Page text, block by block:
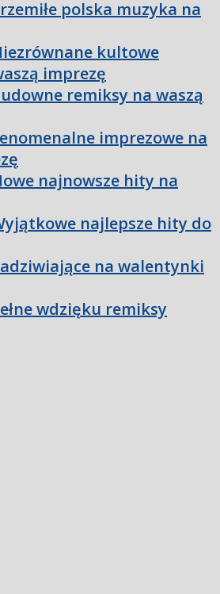
polska muzyka na
kultowe
imprezę
remiksy na waszą
imprezowe na
najnowsze hity na
najlepsze hity do
na walentynki
wdzięku remiksy